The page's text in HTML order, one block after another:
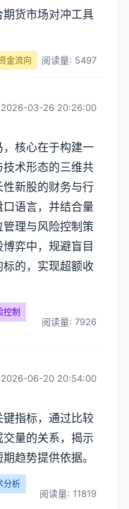
货市场对冲工具
金流向 阅读量: 5497
2026-03-26 20:26:00
核心在于构建一
术形态的三维共
新股的财务与行
语言，并结合量
理与风险控制策
弈中，规避盲目
的，实现超额收
控制
阅读量: 7926
2026-06-20 20:54:00
指标，通过比较
量的关系，揭示
趋势提供依据。
分析
阅读量: 11819